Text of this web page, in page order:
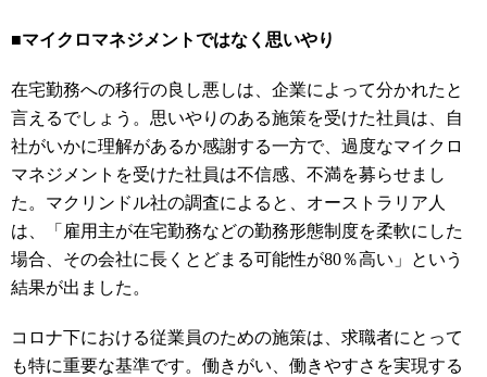
■マイクロマネジメントではなく思いやり
在宅勤務への移行の良し悪しは、企業によって分かれたと
言えるでしょう。思いやりのある施策を受けた社員は、自
社がいかに理解があるか感謝する一方で、過度なマイクロ
マネジメントを受けた社員は不信感、 不満を募らせまし
た。 マクリンドル社の調査によると、オーストラリア人
は、「雇用主が在宅勤務などの勤務形態制度を柔軟にした
場合、その会社に長くとどまる可能性が80％高い」という
結果が出ました。
コロナ下における従業員のための施策は、求職者にとって
も特に重要な基準です。働きがい、働きやすさを実現する